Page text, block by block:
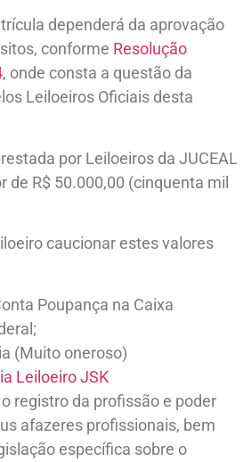
dependerá da aprovação
conforme Resolução
, onde consta a questão da
Leiloeiros Oficiais desta
por Leiloeiros da JUCEAL
de R$ 50.000,00 (cinquenta mil
caucionar estes valores
Poupança na Caixa
(Muito oneroso)
Leiloeiro JSK
registro da profissão e poder
afazeres profissionais, bem
específica sobre o